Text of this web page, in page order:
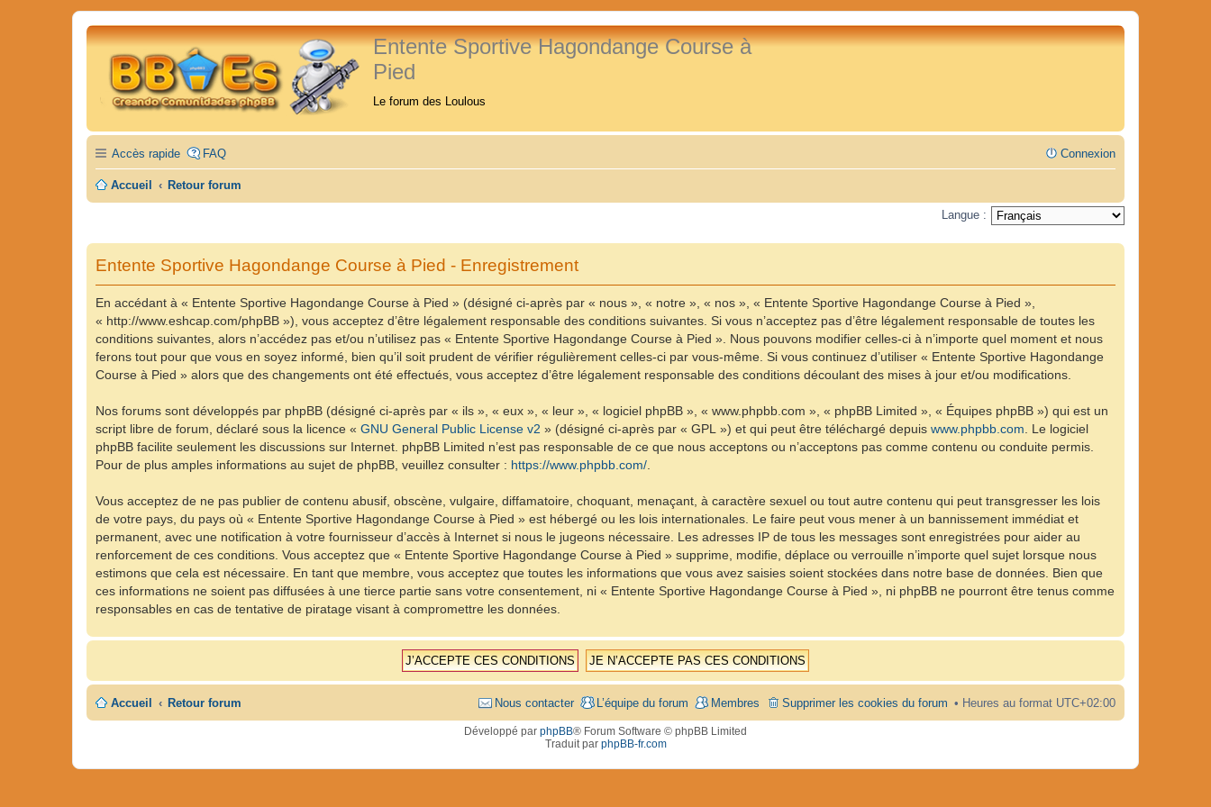
Entente Sportive Hagondange Course à
Pied
Le forum des Loulous
Accès rapide FAQ Connexion
Accueil Retour forum
Langue :
Entente Sportive Hagondange Course à Pied - Enregistrement
En accédant à « Entente Sportive Hagondange Course à Pied » (désigné ci-après par « nous », « notre », « nos », « Entente Sportive Hagondange Course à Pied »,
« http://www.eshcap.com/phpBB »), vous acceptez d’être légalement responsable des conditions suivantes. Si vous n’acceptez pas d’être légalement responsable de toutes les
conditions suivantes, alors n’accédez pas et/ou n’utilisez pas « Entente Sportive Hagondange Course à Pied ». Nous pouvons modifier celles-ci à n’importe quel moment et nous
ferons tout pour que vous en soyez informé, bien qu’il soit prudent de vérifier régulièrement celles-ci par vous-même. Si vous continuez d’utiliser « Entente Sportive Hagondange
Course à Pied » alors que des changements ont été effectués, vous acceptez d’être légalement responsable des conditions découlant des mises à jour et/ou modifications.
Nos forums sont développés par phpBB (désigné ci-après par « ils », « eux », « leur », « logiciel phpBB », « www.phpbb.com », « phpBB Limited », « Équipes phpBB ») qui est un
script libre de forum, déclaré sous la licence « GNU General Public License v2 » (désigné ci-après par « GPL ») et qui peut être téléchargé depuis www.phpbb.com. Le logiciel
phpBB facilite seulement les discussions sur Internet. phpBB Limited n’est pas responsable de ce que nous acceptons ou n’acceptons pas comme contenu ou conduite permis.
Pour de plus amples informations au sujet de phpBB, veuillez consulter : https://www.phpbb.com/.
Vous acceptez de ne pas publier de contenu abusif, obscène, vulgaire, diffamatoire, choquant, menaçant, à caractère sexuel ou tout autre contenu qui peut transgresser les lois
de votre pays, du pays où « Entente Sportive Hagondange Course à Pied » est hébergé ou les lois internationales. Le faire peut vous mener à un bannissement immédiat et
permanent, avec une notification à votre fournisseur d’accès à Internet si nous le jugeons nécessaire. Les adresses IP de tous les messages sont enregistrées pour aider au
renforcement de ces conditions. Vous acceptez que « Entente Sportive Hagondange Course à Pied » supprime, modifie, déplace ou verrouille n’importe quel sujet lorsque nous
estimons que cela est nécessaire. En tant que membre, vous acceptez que toutes les informations que vous avez saisies soient stockées dans notre base de données. Bien que
ces informations ne soient pas diffusées à une tierce partie sans votre consentement, ni « Entente Sportive Hagondange Course à Pied », ni phpBB ne pourront être tenus comme
responsables en cas de tentative de piratage visant à compromettre les données.
Accueil Retour forum Heures au format UTC+02:00
Supprimer les cookies du forum
Membres
L’équipe du forum
Nous contacter
Développé par phpBB® Forum Software © phpBB Limited
Traduit par phpBB-fr.com